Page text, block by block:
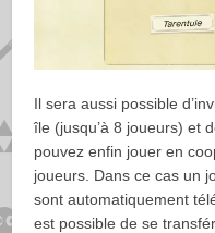
Il sera aussi possible
île (jusqu’à 8 joueurs) et
pouvez enfin jouer en
joueurs. Dans ce cas un
sont automatiquement
est possible de se